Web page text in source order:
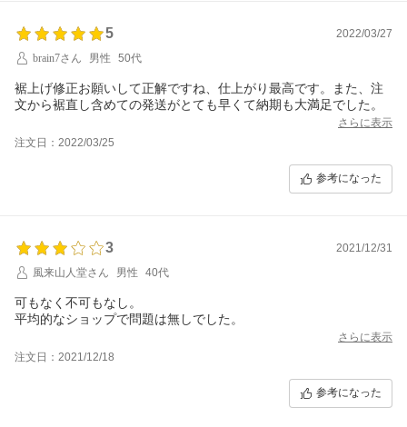
5
2022/03/27
brain7さん
男性 50代
裾上げ修正お願いして正解ですね、仕上がり最高です。また、注
文から裾直し含めての発送がとても早くて納期も大満足でした。
さらに表示
注文日：2022/03/25
参考になった
3
2021/12/31
風来山人堂さん
男性 40代
可もなく不可もなし。
平均的なショップで問題は無しでした。
さらに表示
注文日：2021/12/18
参考になった